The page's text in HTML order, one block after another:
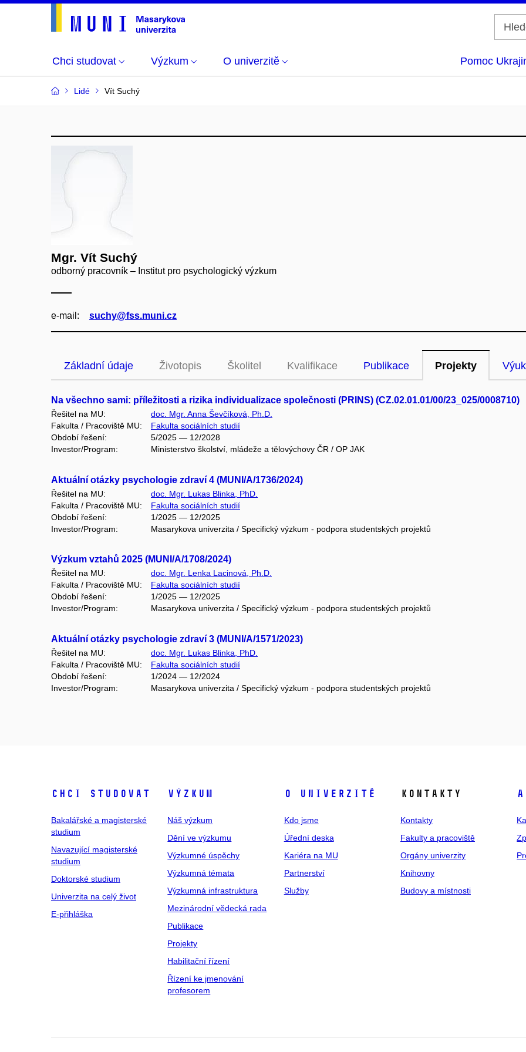
Chci studovat Výzkum O univerzitě Pomoc
Lidé Vít Suchý
Mgr. Vít Suchý
odborný pracovník – Institut pro psychologický výzkum
e‑mail: suchy@fss.muni.cz
Základní údaje Životopis Školitel Kvalifikace Publikace Projekty
Na všechno sami: příležitosti a rizika individualizace společnosti (PRINS) (CZ.02.01.01/00/23_025/0008710)
Řešitel na MU:
doc. Mgr. Anna Ševčíková, Ph.D.
Fakulta / Pracoviště MU:
Fakulta sociálních studií
Období řešení:
5/2025 — 12/2028
Investor/Program:
Ministerstvo školství, mládeže a tělovýchovy ČR / OP JAK
Aktuální otázky psychologie zdraví 4 (MUNI/A/1736/2024)
Řešitel na MU:
doc. Mgr. Lukas Blinka, PhD.
Fakulta / Pracoviště MU:
Fakulta sociálních studií
Období řešení:
1/2025 — 12/2025
Investor/Program:
Masarykova univerzita / Specifický výzkum - podpora studentských projektů
Výzkum vztahů 2025 (MUNI/A/1708/2024)
Řešitel na MU:
doc. Mgr. Lenka Lacinová, Ph.D.
Fakulta / Pracoviště MU:
Fakulta sociálních studií
Období řešení:
1/2025 — 12/2025
Investor/Program:
Masarykova univerzita / Specifický výzkum - podpora studentských projektů
Aktuální otázky psychologie zdraví 3 (MUNI/A/1571/2023)
Řešitel na MU:
doc. Mgr. Lukas Blinka, PhD.
Fakulta / Pracoviště MU:
Fakulta sociálních studií
Období řešení:
1/2024 — 12/2024
Investor/Program:
Masarykova univerzita / Specifický výzkum - podpora studentských projektů
Chci studovat
Bakalářské a magisterské
studium
Navazující magisterské
studium
Doktorské studium
Univerzita na celý život
E-přihláška
Výzkum
Náš výzkum
Dění ve výzkumu
Výzkumné úspěchy
Výzkumná témata
Výzkumná infrastruktura
Mezinárodní vědecká rada
Publikace
Projekty
Habilitační řízení
Řízení ke jmenování
profesorem
O univerzitě
Kdo jsme
Úřední deska
Kariéra na MU
Partnerství
Služby
Kontakty
Kontakty
Fakulty a pracoviště
Orgány univerzity
Knihovny
Budovy a místnosti